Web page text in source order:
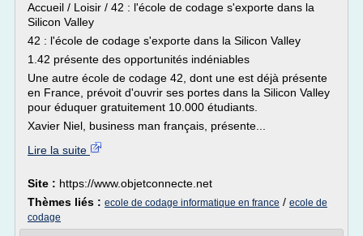
Accueil / Loisir / 42 : l'école de codage s'exporte dans la
Silicon Valley
42 : l'école de codage s'exporte dans la Silicon Valley
1.42 présente des opportunités indéniables
Une autre école de codage 42, dont une est déjà présente
en France, prévoit d'ouvrir ses portes dans la Silicon Valley
pour éduquer gratuitement 10.000 étudiants.
Xavier Niel, business man français, présente...
Lire la suite
Site : https://www.objetconnecte.net
Thèmes liés : ecole de codage informatique en france / ecole de
codage